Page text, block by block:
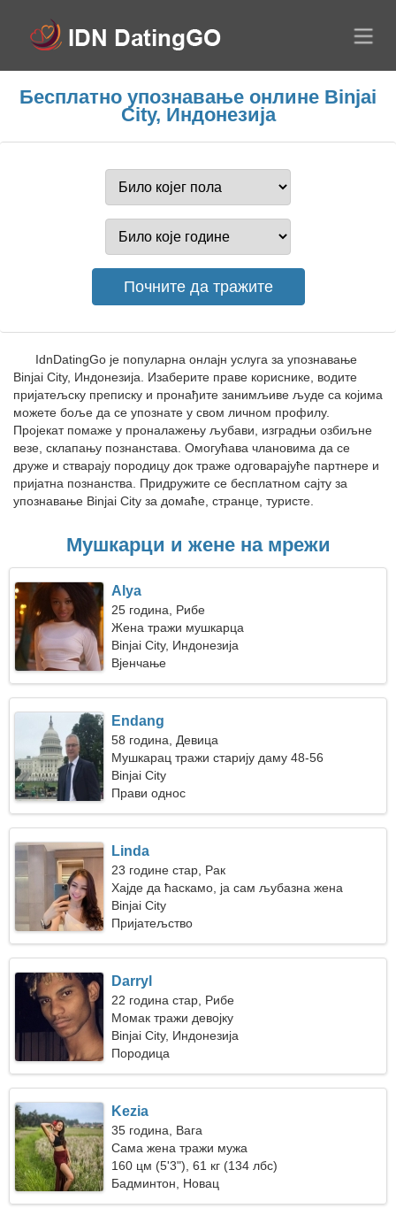
Бесплатно упознавање онлине Binjai
City, Индонезија
IdnDatingGo је популарна онлајн услуга за упознавање
Binjai City, Индонезија. Изаберите праве кориснике, водите
пријатељску преписку и пронађите занимљиве људе са којима
можете боље да се упознате у свом личном профилу.
Пројекат помаже у проналажењу љубави, изградњи озбиљне
везе, склапању познанстава. Омогућава члановима да се
друже и стварају породицу док траже одговарајуће партнере и
пријатна познанства. Придружите се бесплатном сајту за
упознавање Binjai City за домаће, странце, туристе.
Мушкарци и жене на мрежи
Alya
25 година, Рибе
Жена тражи мушкарца
Binjai City, Индонезија
Вјенчање
Endang
58 година, Девица
Мушкарац тражи старију даму 48-56
Binjai City
Прави однос
Linda
23 године стар, Рак
Хајде да ћаскамо, ја сам љубазна жена
Binjai City
Пријатељство
Darryl
22 година стар, Рибе
Момак тражи девојку
Binjai City, Индонезија
Породица
Kezia
35 година, Вага
Сама жена тражи мужа
160 цм (5'3"), 61 кг (134 лбс)
Бадминтон, Новац